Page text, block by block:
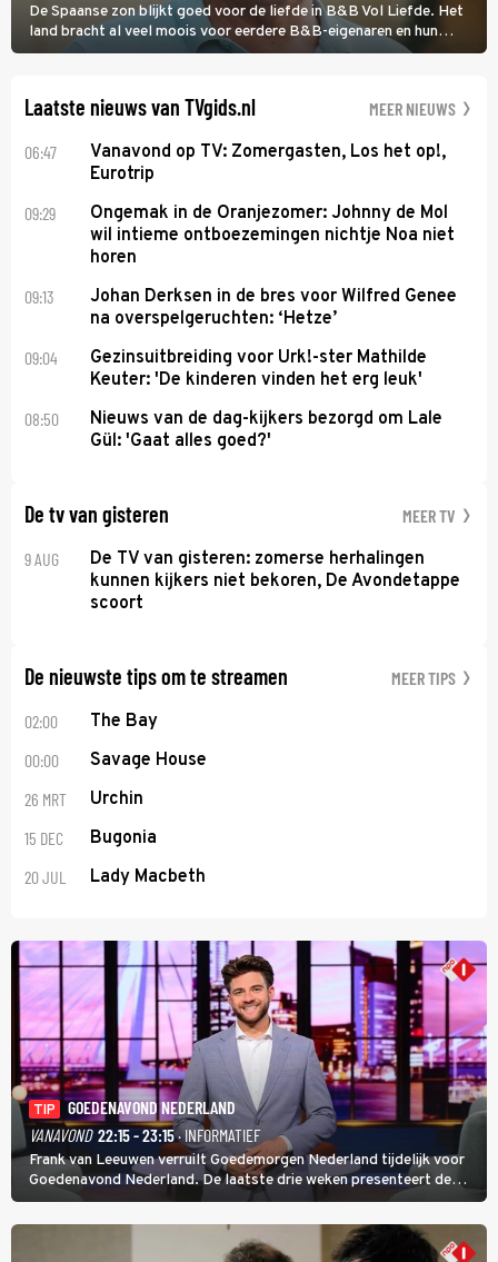
De Spaanse zon blijkt goed voor de liefde in B&B Vol Liefde. Het
land bracht al veel moois voor eerdere B&B-eigenaren en hun
partners. Ook Paul runt zijn gastenverblijf in Spanje. De 62-jarige
Laatste nieuws van TVgids.nl MEER NIEUWS
06:47
Vanavond op TV: Zomergasten, Los het op!,
Eurotrip
09:29
Ongemak in de Oranjezomer: Johnny de Mol
wil intieme ontboezemingen nichtje Noa niet
horen
09:13
Johan Derksen in de bres voor Wilfred Genee
na overspelgeruchten: ‘Hetze’
09:04
Gezinsuitbreiding voor Urk!-ster Mathilde
Keuter: 'De kinderen vinden het erg leuk'
08:50
Nieuws van de dag-kijkers bezorgd om Lale
Gül: 'Gaat alles goed?'
De tv van gisteren MEER TV
9 AUG
De TV van gisteren: zomerse herhalingen
kunnen kijkers niet bekoren, De Avondetappe
scoort
De nieuwste tips om te streamen MEER TIPS
02:00 The Bay
00:00 Savage House
26 MRT Urchin
15 DEC Bugonia
20 JUL Lady Macbeth
TIP
GOEDENAVOND NEDERLAND
VANAVOND 22:15 - 23:15· INFORMATIEF
Frank van Leeuwen verruilt Goedemorgen Nederland tijdelijk voor
Goedenavond Nederland. De laatste drie weken presenteert de
journalist en De Slimste Mens-winnaar deze avondtalkshow om en
om met Sam Hagens, die er al vanaf het begin bij is.